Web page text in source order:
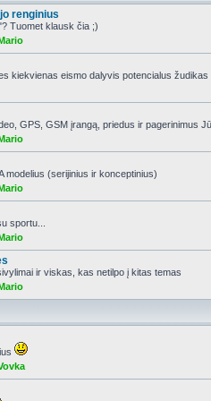
renginius
Tuomet klausk čia ;)
kiekvienas eismo dalyvis potencialus žudikas
GPS, GSM įrangą, priedus ir pagerinimus
modelius (serijinius ir konceptinius)
sportu...
ir viskas, kas netilpo į kitas temas